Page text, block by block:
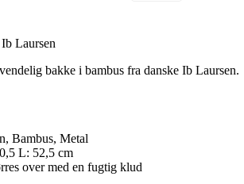
Laursen
bakke i bambus fra danske Ib Laursen.
Bambus, Metal
L: 52,5 cm
over med en fugtig klud